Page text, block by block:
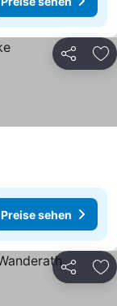
Teilen
Preise sehen
Teilen